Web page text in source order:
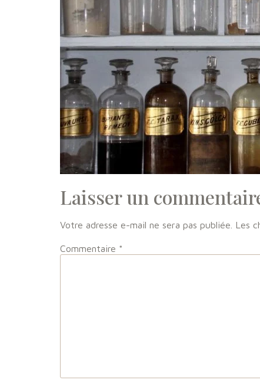
Laisser un
Votre adresse e-mail ne sera pas publiée. Les
Commentaire *